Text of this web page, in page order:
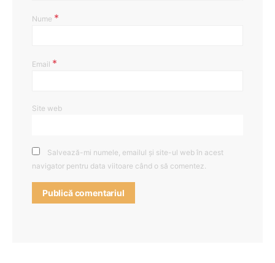
Nume *
Email *
Site web
Salvează-mi numele, emailul și site-ul web în acest
navigator pentru data viitoare când o să comentez.